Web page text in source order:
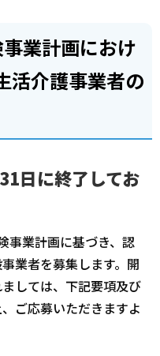
業計画におけ
活介護事業者の
日に終了してお
事業計画に基づき、認
業者を募集します。開
しては、下記要項及び
ご応募いただきますよ